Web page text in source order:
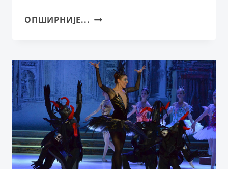
ОПШИРНИЈЕ... КО
СВЕТУ!?